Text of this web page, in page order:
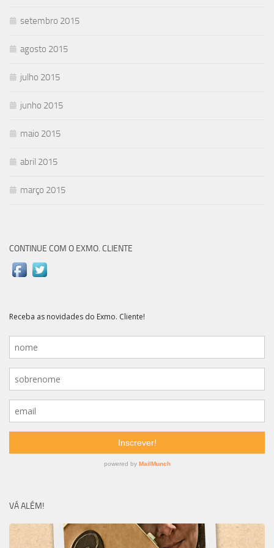
setembro 2015
agosto 2015
julho 2015
junho 2015
maio 2015
abril 2015
março 2015
CONTINUE COM O EXMO. CLIENTE
VÁ ALÉM!